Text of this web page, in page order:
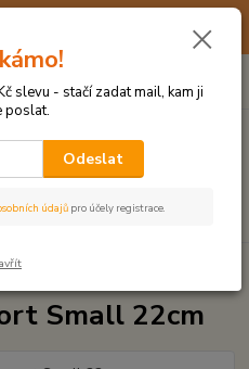
☀️ OBJEDNÁVKY
Hledat
za0 Kč
Small 22cm
slevu - stačí zadat mail, kam ji
poslat.
Odeslat
údajů pro účely registrace.